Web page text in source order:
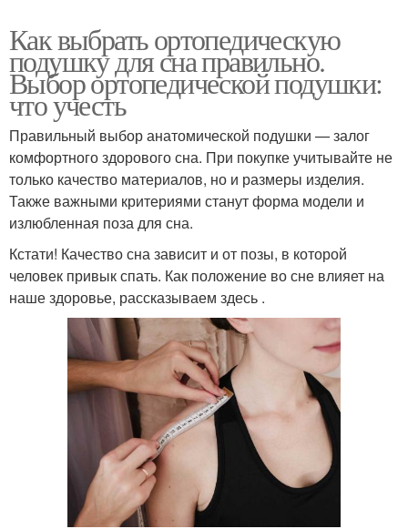
Как выбрать ортопедическую
подушку для сна правильно.
Выбор ортопедической подушки:
что учесть
Правильный выбор анатомической подушки — залог
комфортного здорового сна. При покупке учитывайте не
только качество материалов, но и размеры изделия.
Также важными критериями станут форма модели и
излюбленная поза для сна.
Кстати! Качество сна зависит и от позы, в которой
человек привык спать. Как положение во сне влияет на
наше здоровье, рассказываем здесь .